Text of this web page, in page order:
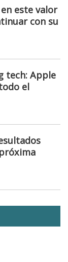
este valor
con su
tech: Apple
el